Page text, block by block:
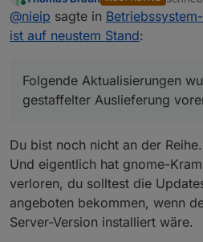
verfügbare Updates runter.
Aber jedes Mal, wenn ich
nicht grundsätzlich
Hat jemand einen Tip, wie ich
Online zuletzt
@nieip sagte in
ist auf neustem Stand:
Folgende Aktualisierungen
gestaffelter Auslieferung
Du bist noch nicht an der Reihe.
Und eigentlich hat gnome-
verloren, du solltest die
angeboten bekommen, wenn
Server-Version installiert wäre.